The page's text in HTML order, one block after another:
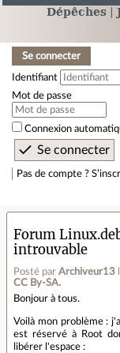
Dépêches
Se connecter
Identifiant
Mot de passe
Connexion
Pas de compte ?
Forum
introuvable
Posté par Archiveur13
CC By‑SA.
Bonjour à tous.
Voilà mon problème :
est réservé à Root
libérer l'espace :